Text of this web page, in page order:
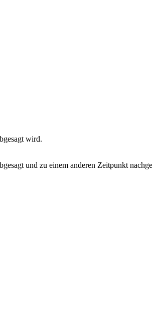
wird.
und zu einem anderen Zeitpunkt